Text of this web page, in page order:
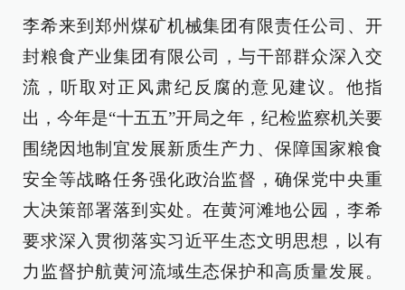
李希来到郑州煤矿机械集团有限责任公司、开
封粮食产业集团有限公司，与干部群众深入交
流，听取对正风肃纪反腐的意见建议。他指
出，今年是“十五五”开局之年，纪检监察机关要
围绕因地制宜发展新质生产力、保障国家粮食
安全等战略任务强化政治监督，确保党中央重
大决策部署落到实处。在黄河滩地公园，李希
要求深入贯彻落实习近平生态文明思想，以有
力监督护航黄河流域生态保护和高质量发展。